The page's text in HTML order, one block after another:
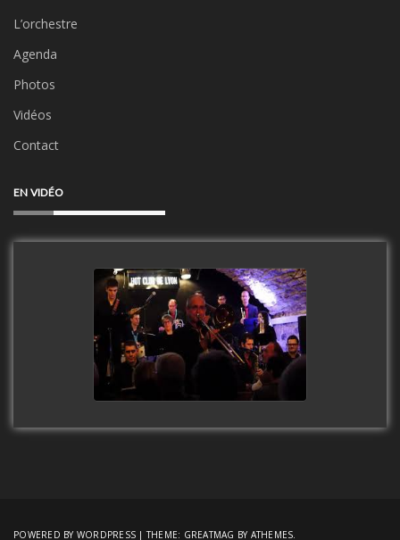
L’orchestre
Agenda
Photos
Vidéos
Contact
EN VIDÉO
Clip Only Big Band 2019
watch video
POWERED BY WORDPRESS |THEME: GREATMAG BY ATHEMES.